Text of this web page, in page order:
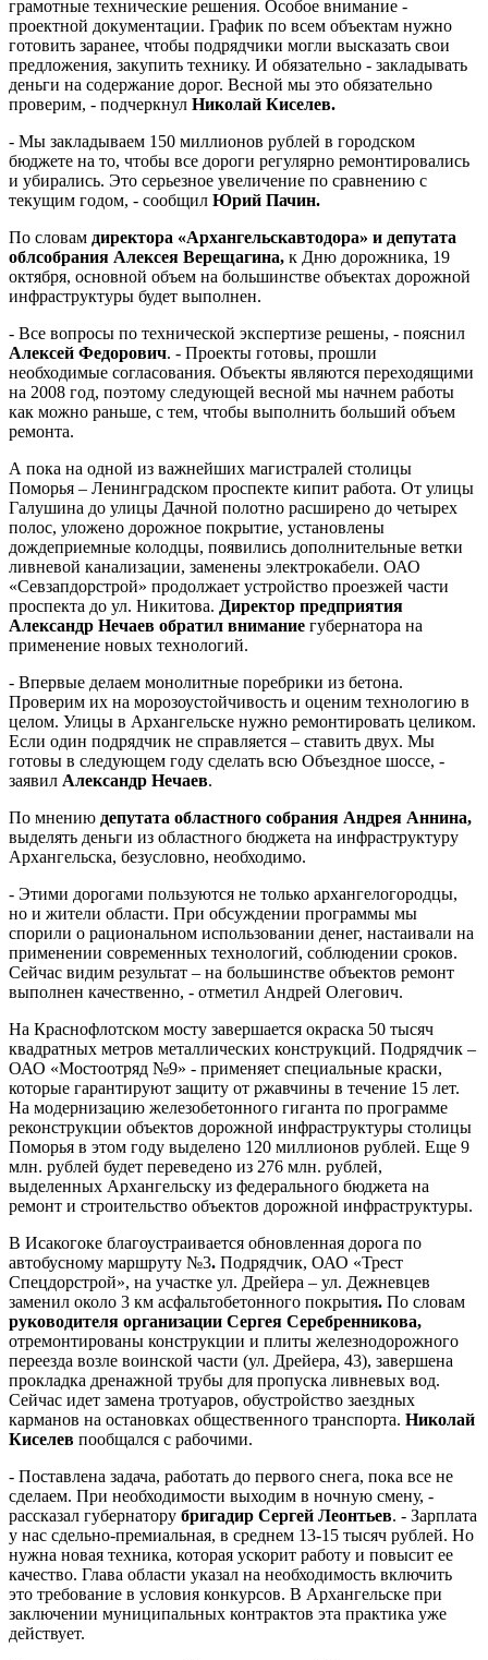
грамотные технические решения. Особое внимание -
проектной документации. График по всем объектам нужно
готовить заранее, чтобы подрядчики могли высказать свои
предложения, закупить технику. И обязательно - закладывать
деньги на содержание дорог. Весной мы это обязательно
проверим, - подчеркнул Николай Киселев.
- Мы закладываем 150 миллионов рублей в городском
бюджете на то, чтобы все дороги регулярно ремонтировались
и убирались. Это серьезное увеличение по сравнению с
текущим годом, - сообщил Юрий Пачин.
По словам директора «Архангельскавтодора» и депутата
облсобрания Алексея Верещагина, к Дню дорожника, 19
октября, основной объем на большинстве объектах дорожной
инфраструктуры будет выполнен.
- Все вопросы по технической экспертизе решены, - пояснил
Алексей Федорович. - Проекты готовы, прошли
необходимые согласования. Объекты являются переходящими
на 2008 год, поэтому следующей весной мы начнем работы
как можно раньше, с тем, чтобы выполнить больший объем
ремонта.
А пока на одной из важнейших магистралей столицы
Поморья – Ленинградском проспекте кипит работа. От улицы
Галушина до улицы Дачной полотно расширено до четырех
полос, уложено дорожное покрытие, установлены
дождеприемные колодцы, появились дополнительные ветки
ливневой канализации, заменены электрокабели. ОАО
«Севзапдорстрой» продолжает устройство проезжей части
проспекта до ул. Никитова. Директор предприятия
Александр Нечаев обратил внимание губернатора на
применение новых технологий.
- Впервые делаем монолитные поребрики из бетона.
Проверим их на морозоустойчивость и оценим технологию в
целом. Улицы в Архангельске нужно ремонтировать целиком.
Если один подрядчик не справляется – ставить двух. Мы
готовы в следующем году сделать всю Объездное шоссе, -
заявил Александр Нечаев.
По мнению депутата областного собрания Андрея Аннина,
выделять деньги из областного бюджета на инфраструктуру
Архангельска, безусловно, необходимо.
- Этими дорогами пользуются не только архангелогородцы,
но и жители области. При обсуждении программы мы
спорили о рациональном использовании денег, настаивали на
применении современных технологий, соблюдении сроков.
Сейчас видим результат – на большинстве объектов ремонт
выполнен качественно, - отметил Андрей Олегович.
На Краснофлотском мосту завершается окраска 50 тысяч
квадратных метров металлических конструкций. Подрядчик –
ОАО «Мостоотряд №9» - применяет специальные краски,
которые гарантируют защиту от ржавчины в течение 15 лет.
На модернизацию железобетонного гиганта по программе
реконструкции объектов дорожной инфраструктуры столицы
Поморья в этом году выделено 120 миллионов рублей. Еще 9
млн. рублей будет переведено из 276 млн. рублей,
выделенных Архангельску из федерального бюджета на
ремонт и строительство объектов дорожной инфраструктуры.
В Исакогоке благоустраивается обновленная дорога по
автобусному маршруту №3. Подрядчик, ОАО «Трест
Спецдорстрой», на участке ул. Дрейера – ул. Дежневцев
заменил около 3 км асфальтобетонного покрытия. По словам
руководителя организации Сергея Серебренникова,
отремонтированы конструкции и плиты железнодорожного
переезда возле воинской части (ул. Дрейера, 43), завершена
прокладка дренажной трубы для пропуска ливневых вод.
Сейчас идет замена тротуаров, обустройство заездных
карманов на остановках общественного транспорта. Николай
Киселев пообщался с рабочими.
- Поставлена задача, работать до первого снега, пока все не
сделаем. При необходимости выходим в ночную смену, -
рассказал губернатору бригадир Сергей Леонтьев. - Зарплата
у нас сдельно-премиальная, в среднем 13-15 тысяч рублей. Но
нужна новая техника, которая ускорит работу и повысит ее
качество. Глава области указал на необходимость включить
это требование в условия конкурсов. В Архангельске при
заключении муниципальных контрактов эта практика уже
действует.